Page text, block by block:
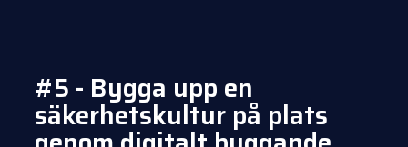
#5 - Bygga upp en
säkerhetskultur på plats